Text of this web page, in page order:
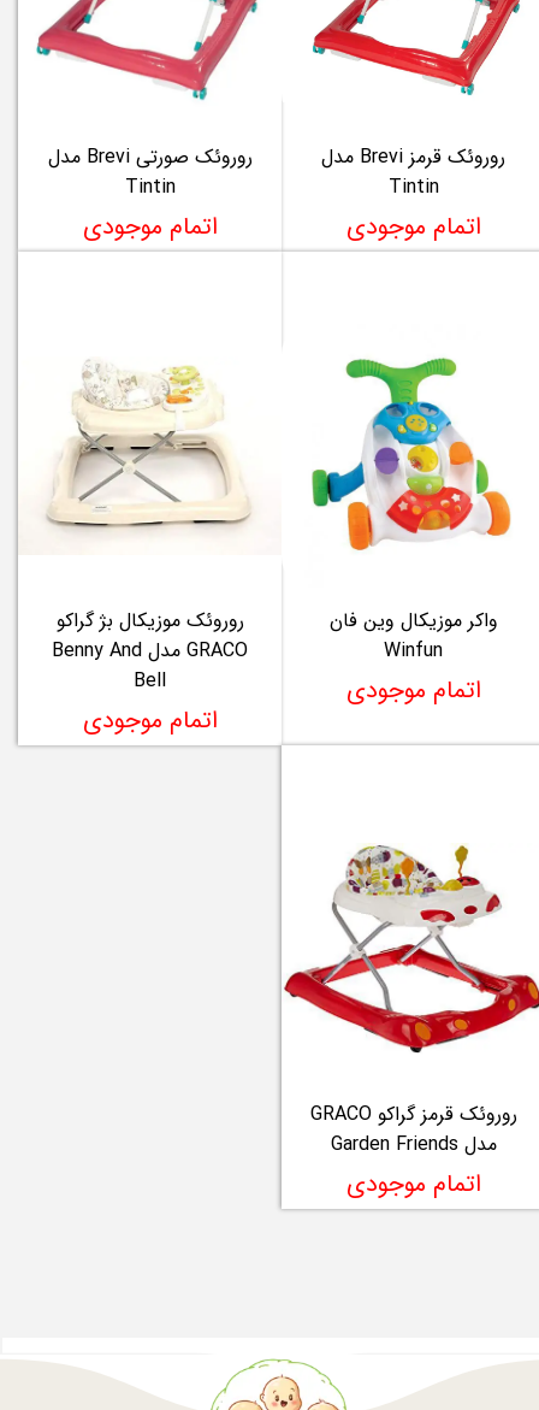
روروئک قرمز Brevi مدل
Tintin
اتمام موجودی
روروئک صورتی Brevi مدل
Tintin
اتمام موجودی
واکر موزیکال وین فان
Winfun
اتمام موجودی
روروئک موزیکال بژ گراکو
GRACO مدل Benny And
Bell
اتمام موجودی
روروئک قرمز گراکو GRACO
مدل Garden Friends
اتمام موجودی